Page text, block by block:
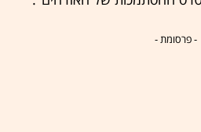
- פרסומת -